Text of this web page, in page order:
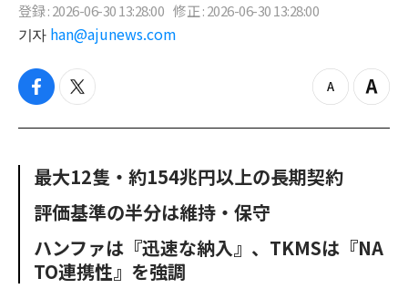
登録 : 2026-06-30 13:28:00 修正 : 2026-06-30 13:28:00
기자 han@ajunews.com
f
c
o
k
t
i
e
z
o
u
Z
o
最大12隻・約154兆円以上の長期契約
評価基準の半分は維持・保守
ハンファは『迅速な納入』、TKMSは『NA
TO連携性』を強調